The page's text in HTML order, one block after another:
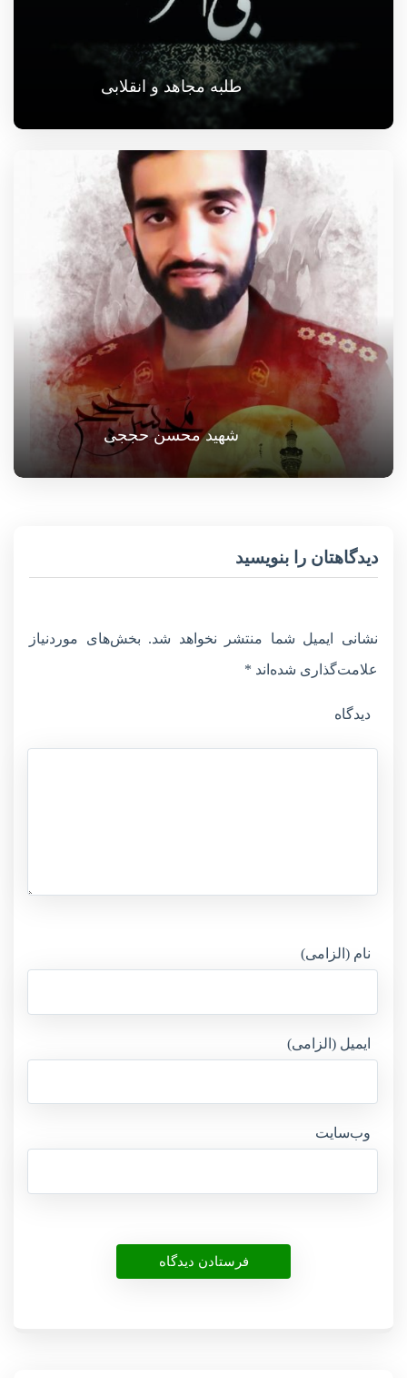
طلبه مجاهد و انقلابی
شهید محسن حججی
دیدگاهتان را بنویسید
نشانی ایمیل شما منتشر نخواهد شد. بخش‌های موردنیاز
علامت‌گذاری شده‌اند *
دیدگاه
نام (الزامی)
ایمیل (الزامی)
وب‌سایت